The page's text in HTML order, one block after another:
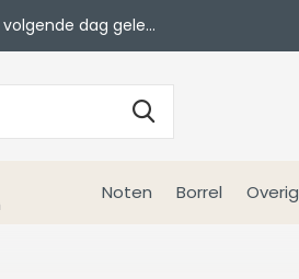
Noten Borrel Overig
dag geleverd